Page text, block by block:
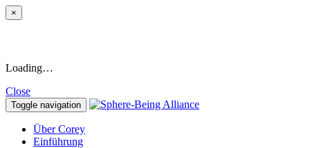
×
Loading…
Close
Toggle navigation
Über Corey
Einführung